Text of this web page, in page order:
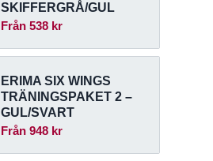
SKIFFERGRÅ/GUL
Från538 kr
ERIMA SIX WINGS
TRÄNINGSPAKET 2 –
GUL/SVART
Från948 kr